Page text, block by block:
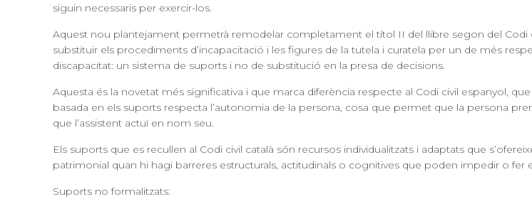
siguin necessaris per exercir-los.
Aquest nou plantejament permetrà remodelar completament el títol II del llibre segon del Codi
substituir els procediments d’incapacitació i les figures de la tutela i curatela per un de més
discapacitat: un sistema de suports i no de substitució en la presa de decisions.
Aquesta és la novetat més significativa i que marca diferència respecte al Codi civil espanyol,
basada en els suports respecta l’autonomia de la persona, cosa que permet que la persona
que l’assistent actuï en nom seu.
Els suports que es recullen al Codi civil català són recursos individualitzats i adaptats que
patrimonial quan hi hagi barreres estructurals, actitudinals o cognitives que poden impedir o fer
Suports no formalitzats: